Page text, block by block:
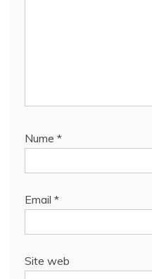
Nume *
Email *
Site web